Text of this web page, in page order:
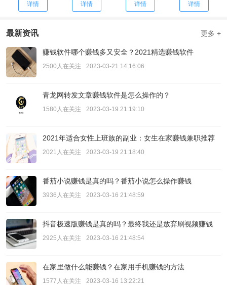
详情 详情 详情 详情
最新资讯 更多 +
赚钱软件哪个赚钱多又安全？2021精选赚钱软件
2500人在关注 2023-03-21 14:16:06
青龙网转发文章赚钱软件是怎么操作的？
1580人在关注 2023-03-19 21:19:10
2021年适合女性上班族的副业：女生在家赚钱兼职推荐
2021人在关注 2023-03-19 21:18:40
番茄小说赚钱是真的吗？番茄小说怎么操作赚钱
3936人在关注 2023-03-16 21:48:59
抖音极速版赚钱是真的吗？最终我还是放弃刷视频赚钱
2925人在关注 2023-03-16 21:48:54
在家里做什么能赚钱？在家用手机赚钱的方法
1577人在关注 2023-03-16 13:22:21